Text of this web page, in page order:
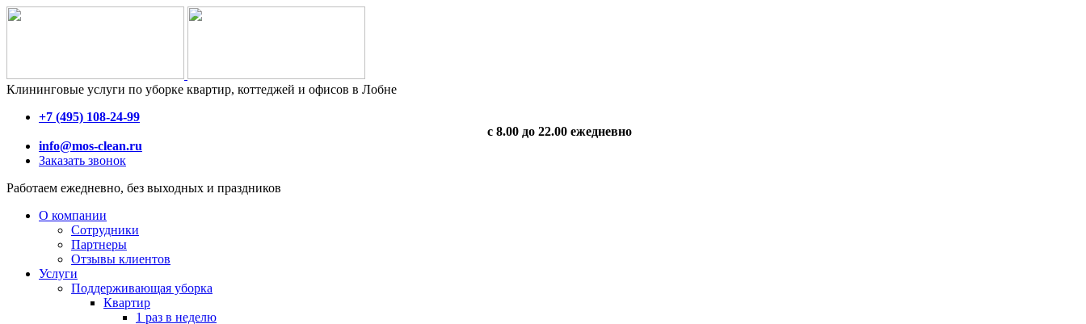
Клининговые услуги по уборке квартир, коттеджей и офисов в Лобне
+7 (495) 108-24-99
с 8.00 до 22.00 ежедневно
info@mos-clean.ru
Заказать звонок
Работаем ежедневно, без выходных и праздников
О компании
Сотрудники
Партнеры
Отзывы клиентов
Услуги
Поддерживающая уборка
Квартир
1 раз в неделю